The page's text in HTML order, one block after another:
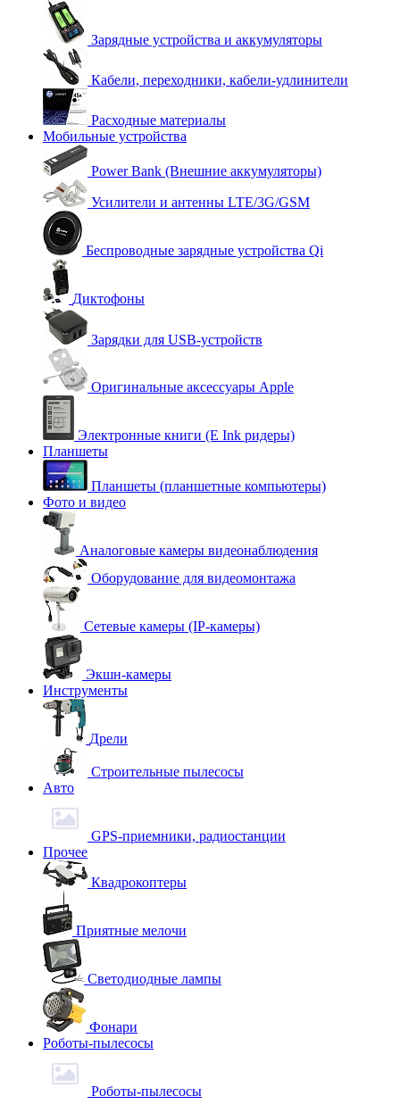
Зарядные устройства и аккумуляторы
Кабели, переходники, кабели-удлинители
Расходные материалы
Мобильные устройства
Power Bank (Внешние аккумуляторы)
Усилители и антенны LTE/3G/GSM
Беспроводные зарядные устройства Qi
Диктофоны
Зарядки для USB-устройств
Оригинальные аксессуары Apple
Электронные книги (E Ink ридеры)
Планшеты
Планшеты (планшетные компьютеры)
Фото и видео
Аналоговые камеры видеонаблюдения
Оборудование для видеомонтажа
Сетевые камеры (IP-камеры)
Экшн-камеры
Инструменты
Дрели
Строительные пылесосы
Авто
GPS-приемники, радиостанции
Прочее
Квадрокоптеры
Приятные мелочи
Светодиодные лампы
Фонари
Роботы-пылесосы
Роботы-пылесосы